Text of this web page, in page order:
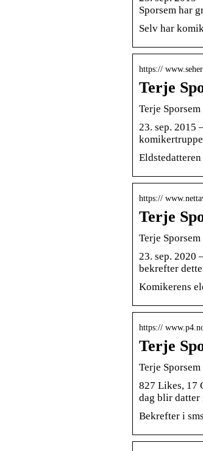
Sporsem har
Selv har
https://
Terje
Terje
23. sep. 2015
https://
Terje
Terje
23. sep. 2020
bekrefter
Komikerens
https://
Terje
Terje
827 Likes, 17
dag blir
Bekrefter i